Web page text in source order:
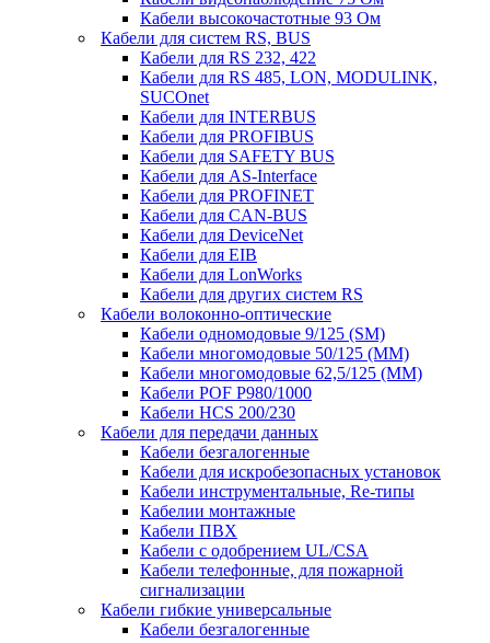
Кабели высокочастотные 93 Ом
Кабели для систем RS, BUS
Кабели для RS 232, 422
Кабели для RS 485, LON, MODULINK,
SUCOnet
Кабели для INTERBUS
Кабели для PROFIBUS
Кабели для SAFETY BUS
Кабели для AS-Interface
Кабели для PROFINET
Кабели для CAN-BUS
Кабели для DeviceNet
Кабели для EIB
Кабели для LonWorks
Кабели для других систем RS
Кабели волоконно-оптические
Кабели одномодовые 9/125 (SM)
Кабели многомодовые 50/125 (ММ)
Кабели многомодовые 62,5/125 (ММ)
Кабели POF P980/1000
Кабели HCS 200/230
Кабели для передачи данных
Кабели безгалогенные
Кабели для искробезопасных установок
Кабели инструментальные, Re-типы
Кабелии монтажные
Кабели ПВХ
Кабели с одобрением UL/CSA
Кабели телефонные, для пожарной
сигнализации
Кабели гибкие универсальные
Кабели безгалогенные